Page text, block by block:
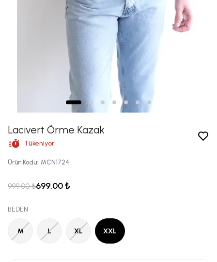
Lacivert Örme Kazak
Tükeniyor
Ürün Kodu: MCN1724
999.00 ₺699.00 ₺
BEDEN
M L XL XXL